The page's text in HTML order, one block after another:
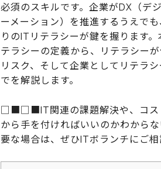
必須のスキルです。企業がDX（デ
ーメーション）を推進するうえで
りのITリテラシーが鍵を握ります
テラシーの定義から、リテラシー
リスク、そして企業としてリテラ
でを解説します。
□■□■IT関連の課題解決や、コス
から手を付ければいいのかわから
要な場合は、ぜひITボランチにご相